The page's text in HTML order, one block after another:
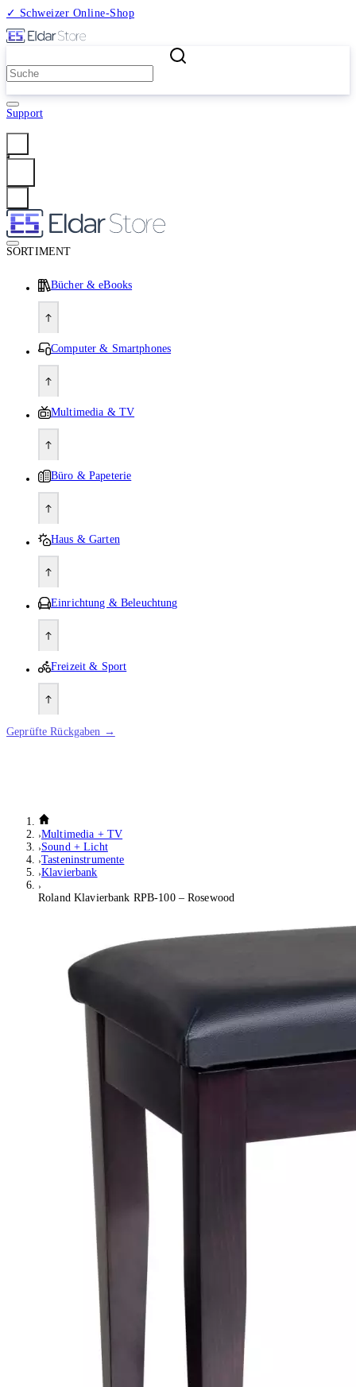
✓ Schweizer Online-Shop
Support
SORTIMENT
Bücher & eBooks
Computer & Smartphones
Multimedia & TV
Büro & Papeterie
Haus & Garten
Einrichtung & Beleuchtung
Freizeit & Sport
Geprüfte Rückgaben →
Multimedia + TV
Sound + Licht
Tasteninstrumente
Klavierbank
Roland Klavierbank RPB-100 – Rosewood